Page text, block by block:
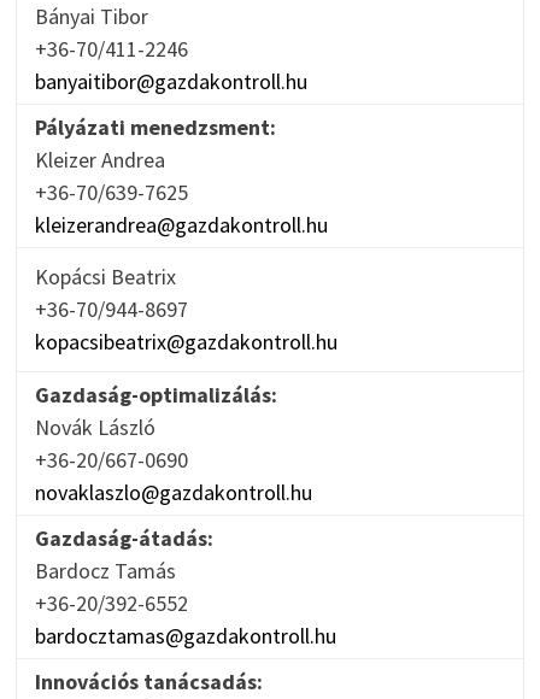
Bányai Tibor
+36-70/411-2246
banyaitibor@gazdakontroll.hu
Pályázati menedzsment:
Kleizer Andrea
+36-70/639-7625
kleizerandrea@gazdakontroll.hu
Kopácsi Beatrix
+36-70/944-8697
kopacsibeatrix@gazdakontroll.hu
Gazdaság-optimalizálás:
Novák László
+36-20/667-0690
novaklaszlo@gazdakontroll.hu
Gazdaság-átadás:
Bardocz Tamás
+36-20/392-6552
bardocztamas@gazdakontroll.hu
Innovációs tanácsadás: